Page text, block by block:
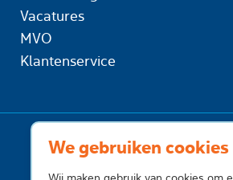
We gebruiken cookies
Vacatures
MVO
Klantenservice